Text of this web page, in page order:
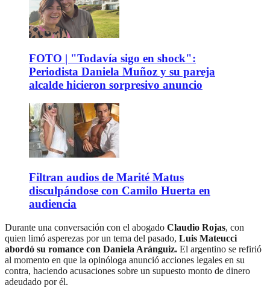
FOTO | "Todavía sigo en shock":
Periodista Daniela Muñoz y su pareja
alcalde hicieron sorpresivo anuncio
Filtran audios de Marité Matus
disculpándose con Camilo Huerta en
audiencia
Durante una conversación con el abogado Claudio Rojas, con
quien limó asperezas por un tema del pasado, Luis Mateucci
abordó su romance con Daniela Aránguiz. El argentino se refirió
al momento en que la opinóloga anunció acciones legales en su
contra, haciendo acusaciones sobre un supuesto monto de dinero
adeudado por él.